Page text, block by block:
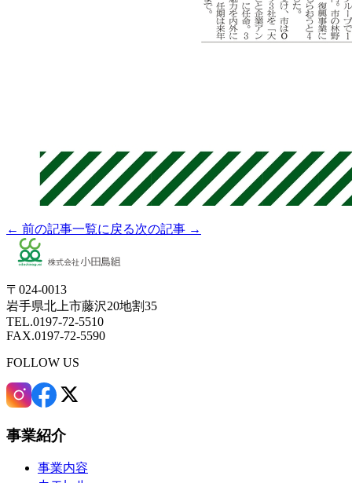
← 前の記事一覧に戻る次の記事 →
〒024-0013
岩手県北上市藤沢20地割35
TEL.0197-72-5510
FAX.0197-72-5590
FOLLOW US
事業紹介
事業内容